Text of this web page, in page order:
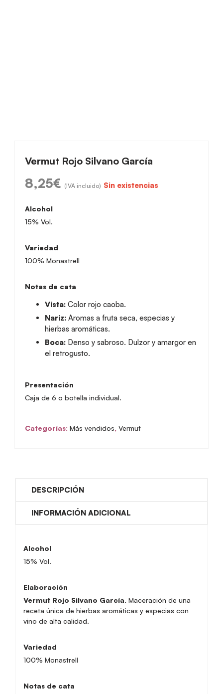
Vermut Rojo Silvano García
8,25€ (IVA incluido) Sin existencias
Alcohol
15% Vol.
Variedad
100% Monastrell
Notas de cata
Vista: Color rojo caoba.
Nariz: Aromas a fruta seca, especias y
hierbas aromáticas.
Boca: Denso y sabroso. Dulzor y amargor en
el retrogusto.
Presentación
Caja de 6 o botella individual.
Categorías: Más vendidos, Vermut
DESCRIPCIÓN
INFORMACIÓN ADICIONAL
Alcohol
15% Vol.
Elaboración
Vermut Rojo Silvano García. Maceración de una
receta única de hierbas aromáticas y especias con
vino de alta calidad.
Variedad
100% Monastrell
Notas de cata